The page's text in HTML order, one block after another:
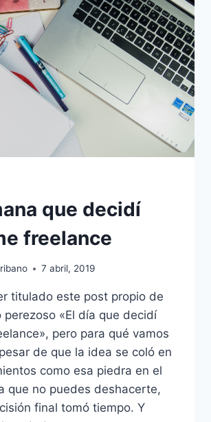
que decidí
freelance
7 abril, 2019
titulado este post propio de
perezoso «El día que decidí
pero para qué vamos
de que la idea se coló en
como esa piedra en el
que no puedes deshacerte,
final tomó tiempo. Y